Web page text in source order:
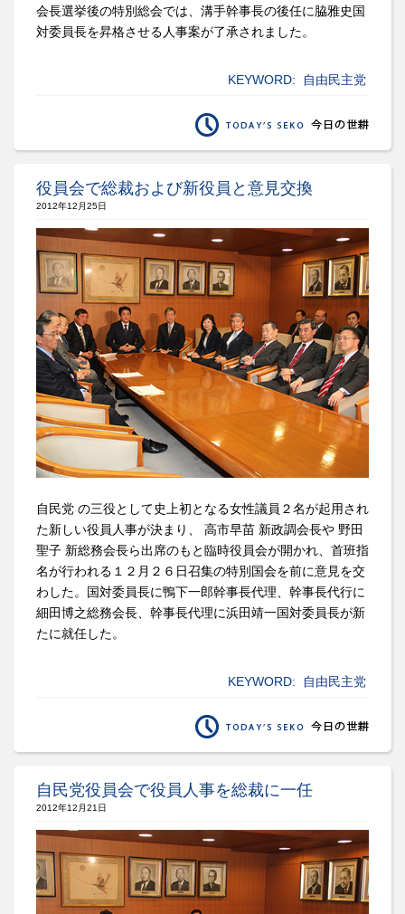
会長選挙後の特別総会では、溝手幹事長の後任に脇雅史国
対委員長を昇格させる人事案が了承されました。
KEYWORD: 自由民主党
役員会で総裁および新役員と意見交換
2012年12月25日
自民党 の三役として史上初となる女性議員２名が起用され
た新しい役員人事が決まり、 高市早苗 新政調会長や 野田
聖子 新総務会長ら出席のもと臨時役員会が開かれ、首班指
名が行われる１２月２６日召集の特別国会を前に意見を交
わした。国対委員長に鴨下一郎幹事長代理、幹事長代行に
細田博之総務会長、幹事長代理に浜田靖一国対委員長が新
たに就任した。
KEYWORD: 自由民主党
自民党役員会で役員人事を総裁に一任
2012年12月21日